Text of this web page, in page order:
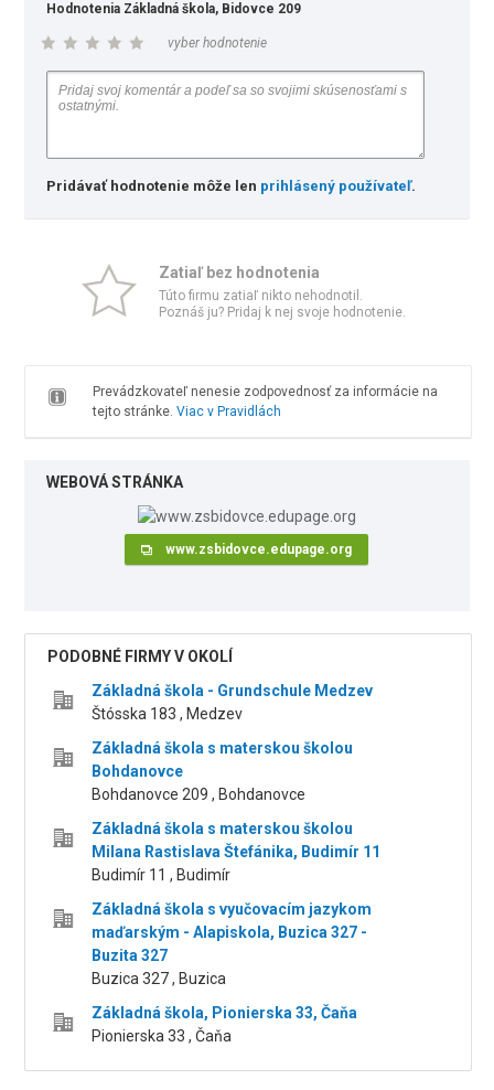
Hodnotenia Základná škola, Bidovce 209
vyber hodnotenie
Pridávať hodnotenie môže len prihlásený používateľ.
Zatiaľ bez hodnotenia
Túto firmu zatiaľ nikto nehodnotil.
Poznáš ju? Pridaj k nej svoje hodnotenie.
Prevádzkovateľ nenesie zodpovednosť za informácie na
tejto stránke. Viac v Pravidlách
WEBOVÁ STRÁNKA
www.zsbidovce.edupage.org
PODOBNÉ FIRMY V OKOLÍ
Základná škola - Grundschule Medzev
Štósska 183 , Medzev
Základná škola s materskou školou
Bohdanovce
Bohdanovce 209 , Bohdanovce
Základná škola s materskou školou
Milana Rastislava Štefánika, Budimír 11
Budimír 11 , Budimír
Základná škola s vyučovacím jazykom
maďarským - Alapiskola, Buzica 327 -
Buzita 327
Buzica 327 , Buzica
Základná škola, Pionierska 33, Čaňa
Pionierska 33 , Čaňa